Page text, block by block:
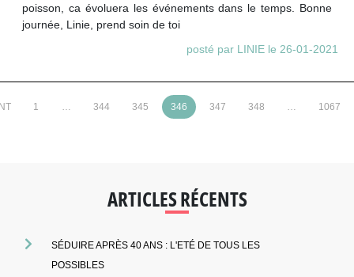
poisson, ca évoluera les événements dans le temps. Bonne
journée, Linie, prend soin de toi
posté par LINIE le 26-01-2021
1 344 345 346 347 348 1067
ARTICLES RÉCENTS
SÉDUIRE APRÈS 40 ANS : L'ETÉ DE TOUS LES
POSSIBLES